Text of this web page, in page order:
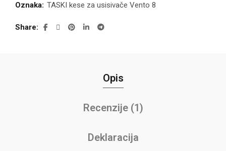
Oznaka: TASKI kese za usisivače Vento 8
Share
Opis
Recenzije (1)
Deklaracija